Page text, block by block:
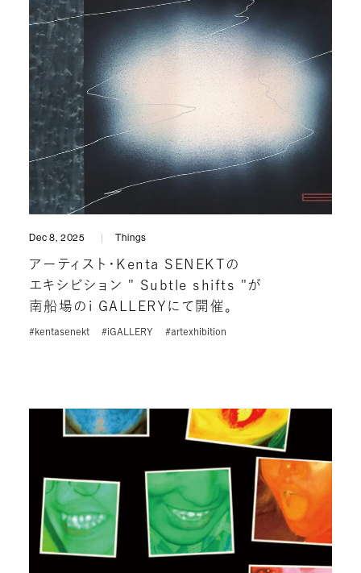
Dec 8, 2025 Things
アーティスト・Kenta SENEKTの
エキシビション " Subtle shifts "が
南船場のi GALLERYにて開催。
#kentasenekt #iGALLERY #artexhibition